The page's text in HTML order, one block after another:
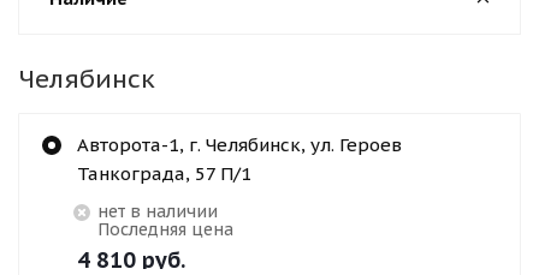
Челябинск
Авторота-1, г. Челябинск, ул. Героев
Танкограда, 57 П/1
Нет в наличии
Последняя цена
4 810 руб.